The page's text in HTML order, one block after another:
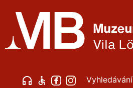
Vyhledávání